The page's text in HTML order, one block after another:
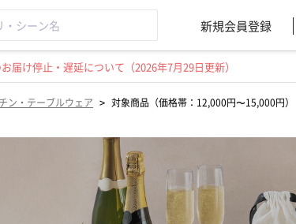
新規会員登録
け停止・遅延について（2026年7月29日更新）
ン・テーブルウェア > 対象商品（価格帯：12,000円〜15,000円）